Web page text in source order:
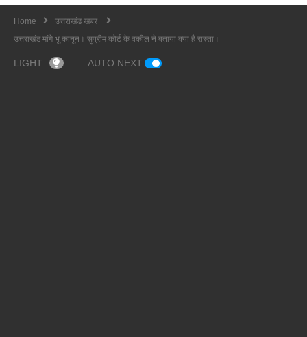
Home
उत्तराखंड खबर
उत्तराखंड मांगे भू कानून। सुप्रीम कोर्ट के वकील ने बताया क्या है रास्ता।
LIGHT AUTO NEXT